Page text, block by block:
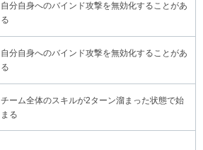
自分自身へのバインド攻撃を無効化することがあ
る
自分自身へのバインド攻撃を無効化することがあ
る
チーム全体のスキルが2ターン溜まった状態で始
まる